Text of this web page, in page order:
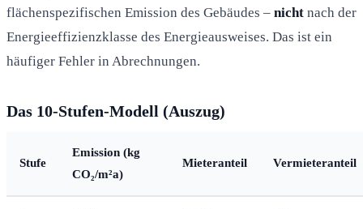
flächenspezifischen Emission des Gebäudes – nicht nach der
Energieeffizienzklasse des Energieausweises. Das ist ein
häufiger Fehler in Abrechnungen.
Das 10-Stufen-Modell (Auszug)
Stufe
Emission (kg
CO₂/m²a)
Mieteranteil Vermieteranteil